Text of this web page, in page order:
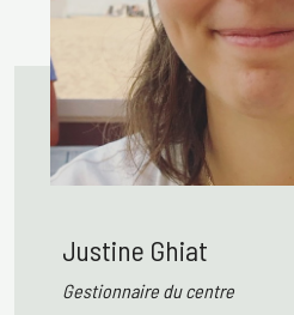
Justine Ghiat
Gestionnaire du centre